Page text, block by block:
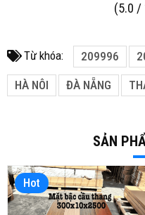
(5.0 /
Từ khóa: 209996
HÀ NÔI ĐÀ NẴNG
SẢN
Hot